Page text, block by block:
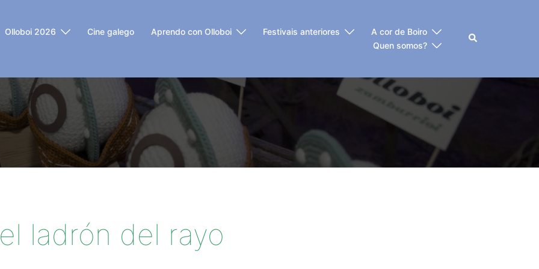
Olloboi 2026 Cine galego Aprendo con Olloboi Festivais anteriores
A cor de Boiro
Quen somos?
Buscar
ladrón del rayo